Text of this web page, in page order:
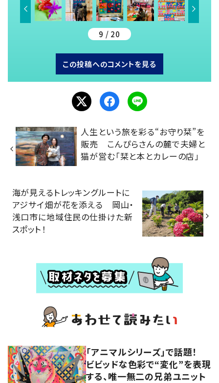
9 / 20
この投稿へのコメントを見る
人生という旅を彩る“お守り栞”を
販売 こんぴらさんの麓で夫婦と
猫が営む「栞と本とカレーの店」
海が見えるトレッキングルートに
アジサイ畑が花を添える 岡山・
浅口市に地域住民の仕掛けた新
スポット！
「アニマルシリーズ」で話題！
ビビッドな色彩で“変化”を表現
する、唯一無二の兄弟ユニット